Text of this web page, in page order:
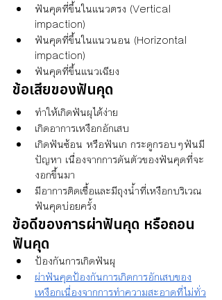
ฟันคุดที่ขึ้นในเเนวตรง (Vertical
impaction)
ฟันคุดที่ขึ้นในแนวนอน (Horizontal
impaction)
ฟันคุดที่ขึ้นแนวเฉียง
ข้อเสียของฟันคุด
ทำให้เกิดฟันผุได้ง่าย
เกิดอาการเหงือกอักเสบ
เกิดฟันซ้อน หรือฟันเก กระดูกรอบๆฟันมี
ปัญหา เนื่องจากการดันตัวของฟันคุดที่จะ
งอกขึ้นมา
มีอาการติดเชื้อและมีถุงน้ำที่เหงือกบริเวณ
ฟันคุดบ่อยครั้ง
ข้อดีของการผ่าฟันคุด หรือถอน
ฟันคุด
ป้องกันการเกิดฟันผุ
ผ่าฟันคุดป้องกันการเกิดการอักเสบของ
เหงือกเนื่องจากการทำความสะอาดที่ไม่ทั่ว